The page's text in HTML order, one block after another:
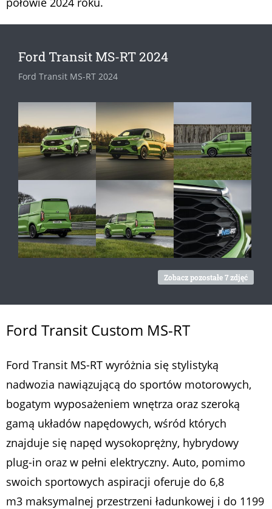
Ford Transit MS-RT 2024
Ford Transit MS-RT 2024
Zobacz pozostałe 7 zdjęć
Ford Transit Custom MS-RT
Ford Transit MS-RT wyróżnia się stylistyką
nadwozia nawiązującą do sportów motorowych,
bogatym wyposażeniem wnętrza oraz szeroką
gamą układów napędowych, wśród których
znajduje się napęd wysokoprężny, hybrydowy
plug-in oraz w pełni elektryczny. Auto, pomimo
swoich sportowych aspiracji oferuje do 6,8
m3 maksymalnej przestrzeni ładunkowej i do 1199